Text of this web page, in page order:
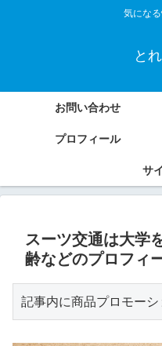
気にな
と
お問い合わせ
プロフィール
サ
スーツ交通は大学
齢などのプロフィ
記事内に商品プロモー